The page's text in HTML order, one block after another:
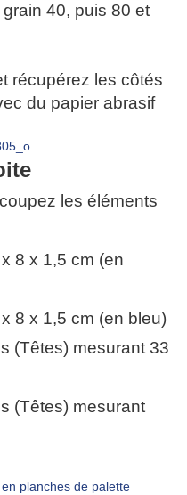
40, puis 80 et
récupérez les côtés
du papier abrasif
les éléments
8 x 1,5 cm (en
8 x 1,5 cm (en bleu)
(Têtes) mesurant 33
(Têtes) mesurant